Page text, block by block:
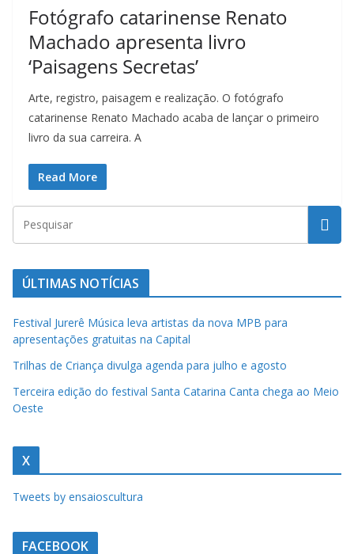
l
u
r
a
c
a
r
e
n
s
e
a
u
i
q
Fotógrafo catarinense Renato
Machado apresenta livro
‘Paisagens Secretas’
Arte, registro, paisagem e realização. O fotógrafo
catarinense Renato Machado acaba de lançar o primeiro
livro da sua carreira. A
Read More
ÚLTIMAS NOTÍCIAS
Festival Jurerê Música leva artistas da nova MPB para
apresentações gratuitas na Capital
Trilhas de Criança divulga agenda para julho e agosto
Terceira edição do festival Santa Catarina Canta chega ao Meio
Oeste
X
Tweets by ensaioscultura
FACEBOOK